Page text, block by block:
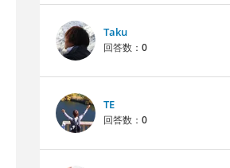
Taku
回答数： 0
TE
回答数： 0